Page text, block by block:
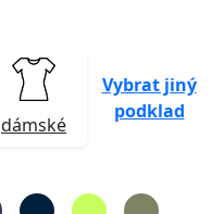
dámské
Vybrat jiný
podklad